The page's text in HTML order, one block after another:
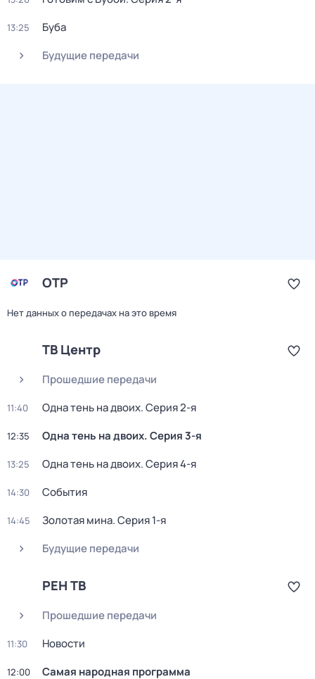
13:25
Буба
Будущие передачи
ОТР
Нет данных о передачах на это время
ТВ Центр
Прошедшие передачи
11:40 Одна тень на двоих. Серия 2-я
12:35 Одна тень на двоих. Серия 3-я
13:25 Одна тень на двоих. Серия 4-я
14:30 События
14:45 Золотая мина. Серия 1-я
Будущие передачи
РЕН ТВ
Прошедшие передачи
11:30 Новости
12:00 Самая нaродная прогpамма